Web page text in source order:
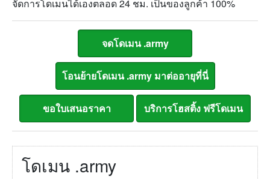
จัดการโดเมนได้เองตลอด 24 ชม. เป็นของลูกค้า 100%
โดเมน .army